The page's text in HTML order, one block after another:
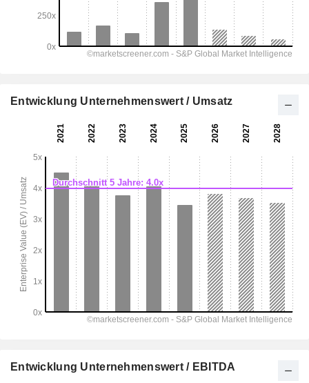
Entwicklung Unternehmenswert / Umsatz
Entwicklung Unternehmenswert / EBITDA